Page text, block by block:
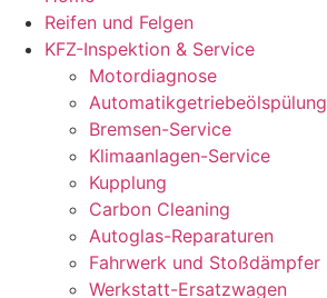
Reifen und Felgen
KFZ-Inspektion & Service
Motordiagnose
Automatikgetriebeölspülung
Bremsen-Service
Klimaanlagen-Service
Kupplung
Carbon Cleaning
Autoglas-Reparaturen
Fahrwerk und Stoßdämpfer
Werkstatt-Ersatzwagen